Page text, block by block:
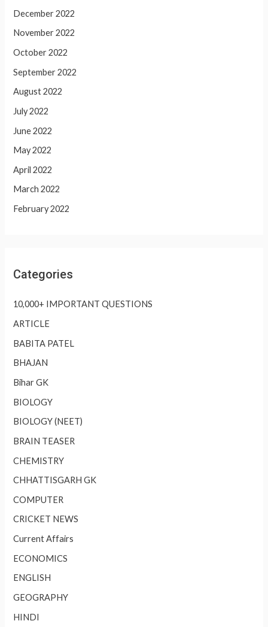
December 2022
November 2022
October 2022
September 2022
August 2022
July 2022
June 2022
May 2022
April 2022
March 2022
February 2022
Categories
10,000+ IMPORTANT QUESTIONS
ARTICLE
BABITA PATEL
BHAJAN
Bihar GK
BIOLOGY
BIOLOGY (NEET)
BRAIN TEASER
CHEMISTRY
CHHATTISGARH GK
COMPUTER
CRICKET NEWS
Current Affairs
ECONOMICS
ENGLISH
GEOGRAPHY
HINDI